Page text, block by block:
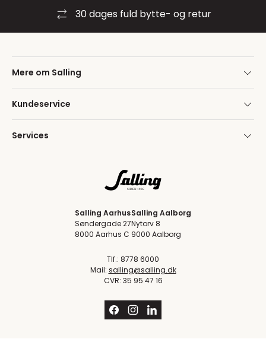
30 dages fuld bytte- og retur
Mere om Salling
Kundeservice
Services
Salling Aarhus
Søndergade 27
8000 Aarhus C
Salling Aalborg
Nytorv 8
9000 Aalborg
Tlf.: 8778 6000
Mail: salling@salling.dk
CVR: 35 95 47 16